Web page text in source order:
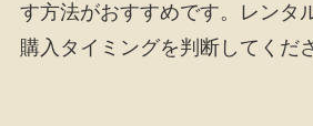
す方法がおすすめです。レンタ
購入タイミングを判断してくだ